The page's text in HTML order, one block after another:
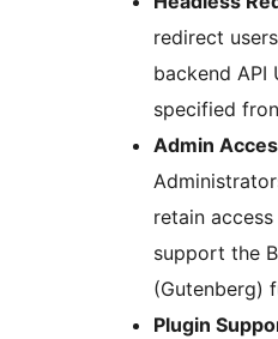
redirect
backend API
specified
Admin
retain
support the
(Gutenberg)
Plugin